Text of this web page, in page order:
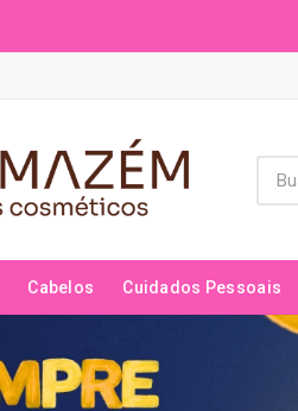
Cabelos Cuidados Pessoais